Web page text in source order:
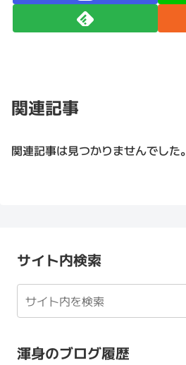
関連記事
関連記事は見つかりませんでした。
サイト内検索
渾身のブログ履歴